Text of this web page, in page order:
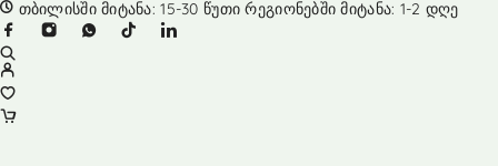
თბილისში მიტანა: 15-30 წუთი რეგიონებში მიტანა: 1-2 დღე